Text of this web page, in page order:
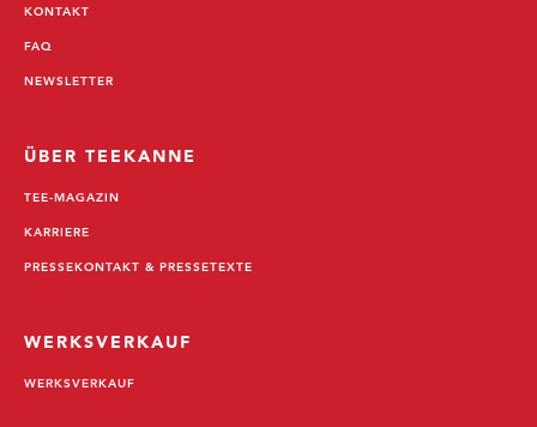
KONTAKT
FAQ
NEWSLETTER
ÜBER TEEKANNE
TEE-MAGAZIN
KARRIERE
PRESSEKONTAKT & PRESSETEXTE
WERKSVERKAUF
WERKSVERKAUF